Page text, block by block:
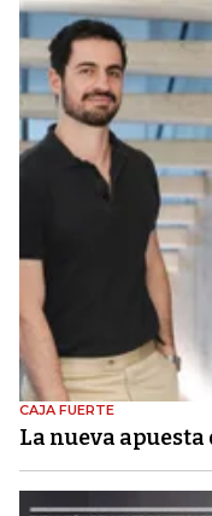
CAJA FUERTE
La nueva